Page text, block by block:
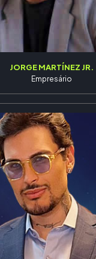
JORGE MARTÍNEZ JR.
Empresário